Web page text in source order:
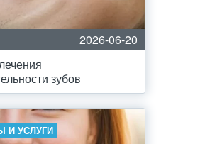
2026-06-20
зубов
И УСЛУГИ